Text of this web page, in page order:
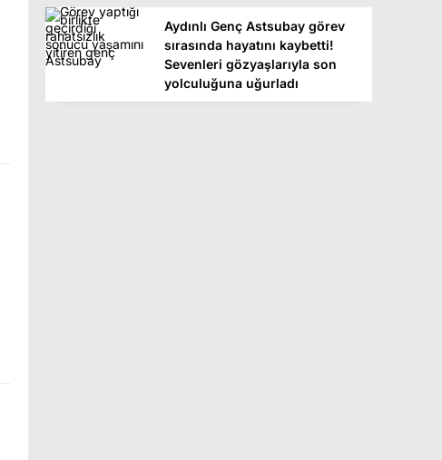
Aydınlı Genç Astsubay görev
sırasında hayatını kaybetti!
Sevenleri gözyaşlarıyla son
yolculuğuna uğurladı